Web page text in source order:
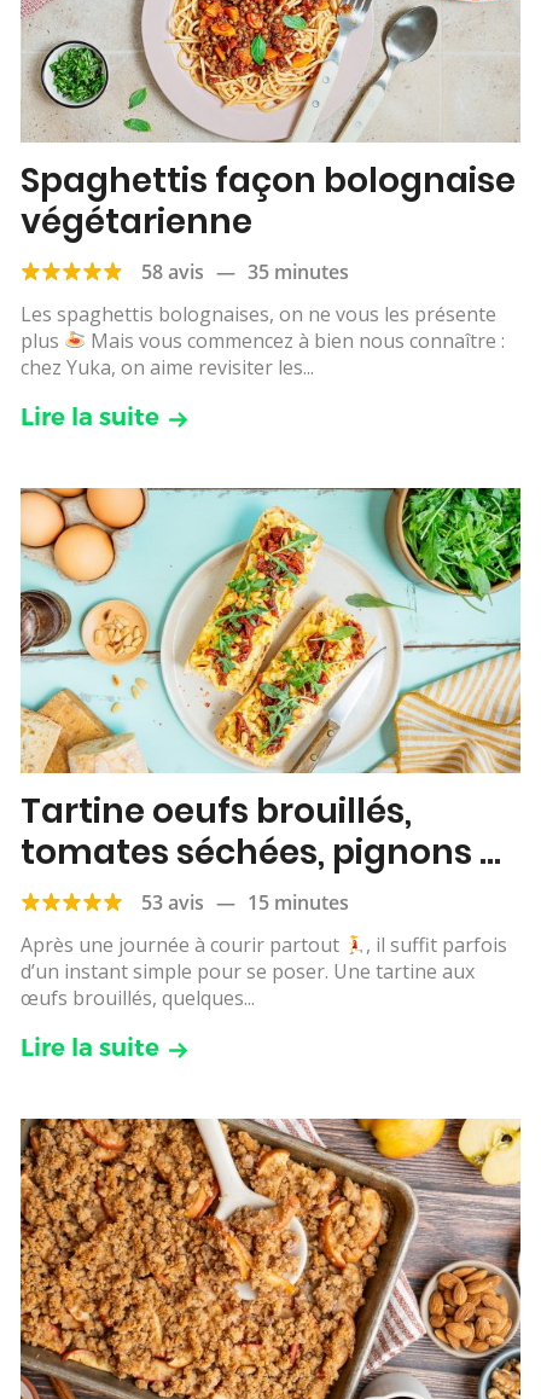
Spaghettis façon bolognaise
végétarienne
58 avis — 35 minutes
Les spaghettis bolognaises, on ne vous les présente
plus
Mais vous commencez à bien nous connaître :
chez Yuka, on aime revisiter les...
Lire la suite
Tartine oeufs brouillés,
tomates séchées, pignons et
roquette53 avis — 15 minutes
Après une journée à courir partout
, il suffit parfois
d’un instant simple pour se poser. Une tartine aux
œufs brouillés, quelques...
Lire la suite